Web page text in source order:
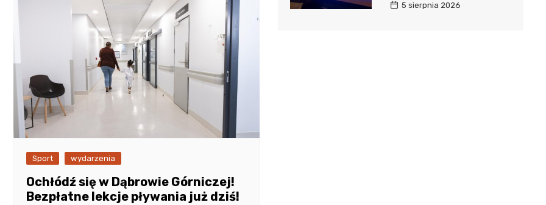
Sport wydarzenia
Ochłódź się w Dąbrowie Górniczej!
Bezpłatne lekcje pływania już dziś!
5 sierpnia 2026